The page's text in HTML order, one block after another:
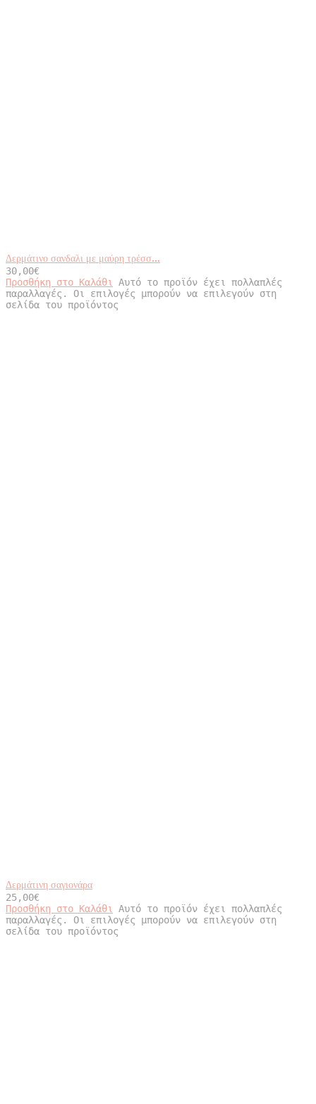
Δερμάτινο σανδαλι με μαύρη τρέσσ...
30,00€
Προσθήκη στο Καλάθι
Αυτό το προϊόν έχει πολλαπλές
παραλλαγές. Οι επιλογές μπορούν να επιλεγούν στη
σελίδα του προϊόντος
Δερμάτινη σαγιονάρα
25,00€
Προσθήκη στο Καλάθι
Αυτό το προϊόν έχει πολλαπλές
παραλλαγές. Οι επιλογές μπορούν να επιλεγούν στη
σελίδα του προϊόντος